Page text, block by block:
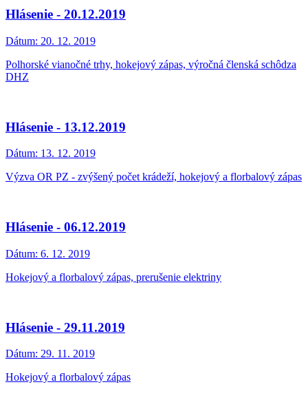
Hlásenie - 20.12.2019
Dátum: 20. 12. 2019
Polhorské vianočné trhy, hokejový zápas, výročná členská schôdza
DHZ
Hlásenie - 13.12.2019
Dátum: 13. 12. 2019
Výzva OR PZ - zvýšený počet krádeží, hokejový a florbalový zápas
Hlásenie - 06.12.2019
Dátum: 6. 12. 2019
Hokejový a florbalový zápas, prerušenie elektriny
Hlásenie - 29.11.2019
Dátum: 29. 11. 2019
Hokejový a florbalový zápas